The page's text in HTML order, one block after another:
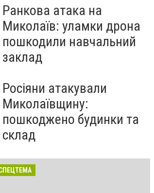
Ранкова атака на
Миколаїв: уламки дрона
пошкодили навчальний
заклад
Росіяни атакували
Миколаївщину:
пошкоджено будинки та
склад